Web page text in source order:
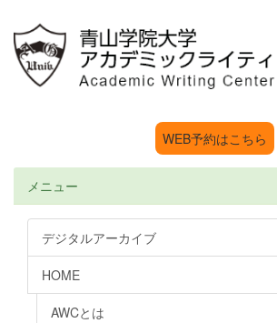
WEB予約はこちら
メニュー
デジタルアーカイブ
HOME
AWCとは